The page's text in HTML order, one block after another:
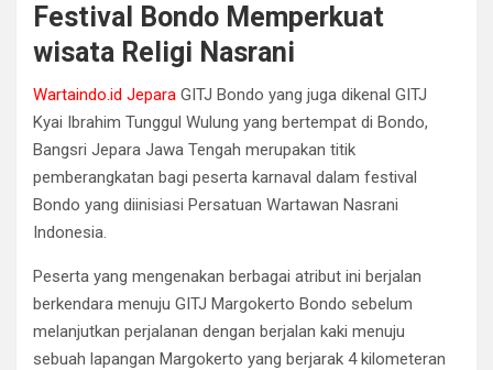
Festival Bondo Memperkuat
wisata Religi Nasrani
Wartaindo.id Jepara GITJ Bondo yang juga dikenal GITJ
Kyai Ibrahim Tunggul Wulung yang bertempat di Bondo,
Bangsri Jepara Jawa Tengah merupakan titik
pemberangkatan bagi peserta karnaval dalam festival
Bondo yang diinisiasi Persatuan Wartawan Nasrani
Indonesia.
Peserta yang mengenakan berbagai atribut ini berjalan
berkendara menuju GITJ Margokerto Bondo sebelum
melanjutkan perjalanan dengan berjalan kaki menuju
sebuah lapangan Margokerto yang berjarak 4 kilometeran